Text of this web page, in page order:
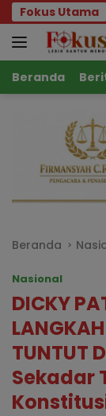
Langsung
ke
konten
Fokus Utama
Aman
Beranda
Beranda
Nasional
DICKY
TUNTUT
Sekadar